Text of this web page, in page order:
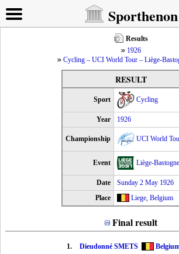
Sporthenon
Results
1926
Cycling – UCI World Tour – Liège-
RESULT
Sport Cycling
Year 1926
Championship UCI World
Event Liège-
Date
Sunday 2 May 1926
Place
Liege, Belgium
Final result
1. Dieudonné SMETS